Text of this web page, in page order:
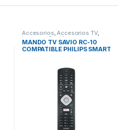
Accesorios,Accesorios TV,
Imagen y Sonido
MANDO TV SAVIO RC-10
COMPATIBLE PHILIPS SMART